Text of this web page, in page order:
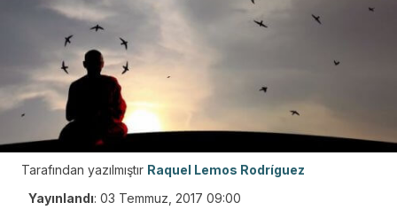
Tarafından yazılmıştır Raquel Lemos Rodríguez
Yayınlandı: 03 Temmuz, 2017 09:00